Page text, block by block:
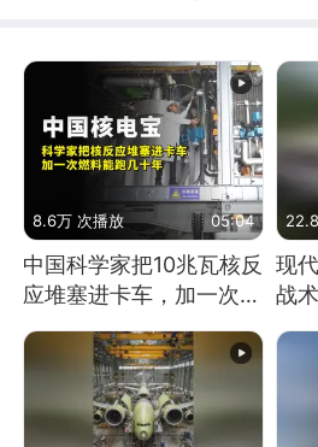
8.6万 次播放 05:04
中国科学家把10兆瓦核反
应堆塞进卡车，加一次燃
现
战术